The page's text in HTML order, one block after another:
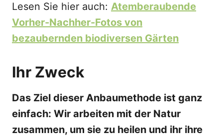
Lesen Sie hier auch: Atemberaubende
Vorher-Nachher-Fotos von
bezaubernden biodiversen Gärten
Ihr Zweck
Das Ziel dieser Anbaumethode ist ganz
einfach: Wir arbeiten mit der Natur
zusammen, um sie zu heilen und ihr ihre